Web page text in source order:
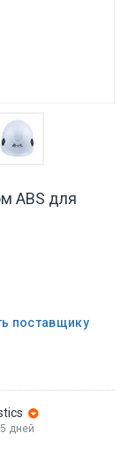
ABS для
поставщику
дней